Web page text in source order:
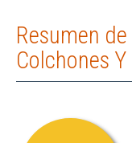
Resumen
Colchones Y